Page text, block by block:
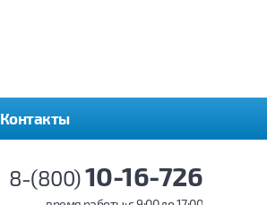
Контакты
8-(800)10-16-726